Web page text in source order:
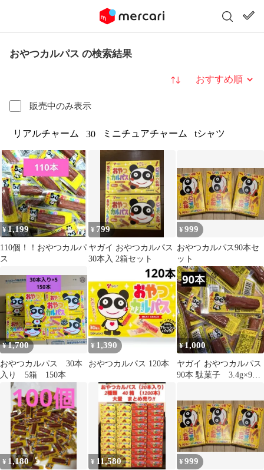
おやつカルパス の検索結果
販売中のみ表示
並び替え
リアルチャーム 30 ミニチュアチャーム tシャツ
¥1,199
110個！！おやつカルパ
ス
¥ 799
ヤガイ おやつカルパス
30本入 2箱セット
¥999
おやつカルパス90本セ
ット
¥1,700
おやつカルパス 30本
入り 5箱 150本
¥ 1,390
おやつカルパス 120本
¥1,000
ヤガイ おやつカルパス
90本 駄菓子 3.4g×90
¥ 1,180 ¥ 11,580 ¥999